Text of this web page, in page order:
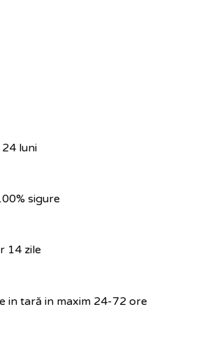
luni
sigure
14 zile
in tară in maxim 24-72 ore